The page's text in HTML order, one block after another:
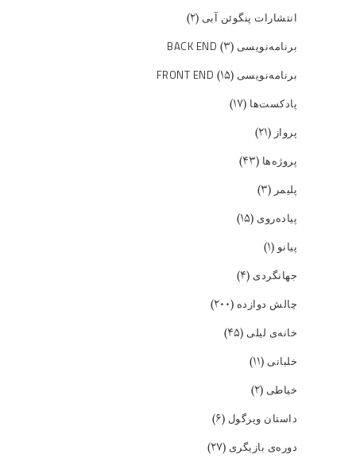
انتشارات پنگوئن آبی (۲)
برنامه‌نویسی BACK END (۳)
برنامه‌نویسی FRONT END (۱۵)
پادکست‌ها (۱۷)
پرواز (۲۱)
پروژه‌ها (۴۳)
پلیمر (۳)
پیاده‌روی (۱۵)
پیانو (۱)
جهانگردی (۴)
چالش دوازده (۲۰۰)
خانه‌ی لیلی (۴۵)
خلبانی (۱۱)
خیاطی (۲)
داستان ویرگول (۶)
دوره‌ی بازیگری (۲۷)